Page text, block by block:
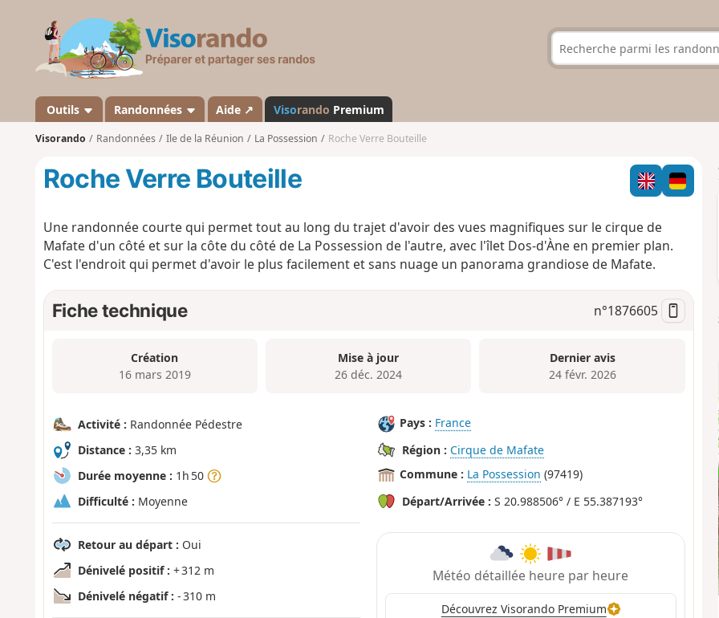
s
a
n
d
Outils Randonnées Aide ↗ Visorando Premium
Visorando Randonnées Ile de la Réunion La Possession Roche Verre Bouteille
Roche Verre Bouteille
Une randonnée courte qui permet tout au long du trajet d'avoir des vues magnifiques sur le cirque de
Mafate d'un côté et sur la côte du côté de La Possession de l'autre, avec l'îlet Dos-d'Àne en premier plan.
C'est l'endroit qui permet d'avoir le plus facilement et sans nuage un panorama grandiose de Mafate.
Fiche technique n°1876605
Création
16 mars 2019
Mise à jour
26 déc. 2024
Dernier avis
24 févr. 2026
Activité : Randonnée Pédestre
Distance : 3,35 km
Durée moyenne : 1h 50
Difficulté : Moyenne
Retour au départ : Oui
Dénivelé positif : + 312 m
Dénivelé négatif : - 310 m
Pays : France
Région : Cirque de Mafate
Commune : La Possession (97419)
Départ/Arrivée : S 20.988506° / E 55.387193°
Météo détaillée heure par heure
Découvrez Visorando Premium